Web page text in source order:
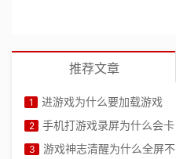
推荐文章
1 进游戏为什么要加载游戏
2 手机打游戏录屏为什么会卡
3 游戏神志清醒为什么全屏不